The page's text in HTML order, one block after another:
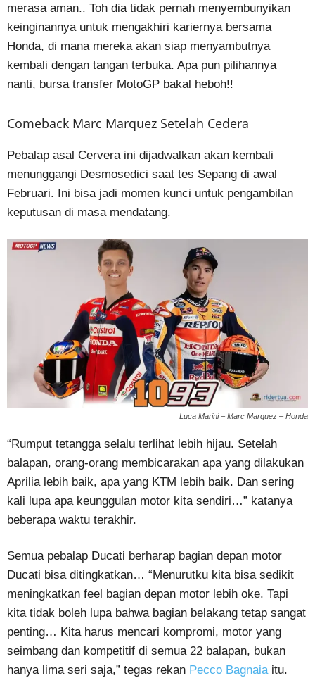
merasa aman.. Toh dia tidak pernah menyembunyikan
keinginannya untuk mengakhiri kariernya bersama
Honda, di mana mereka akan siap menyambutnya
kembali dengan tangan terbuka. Apa pun pilihannya
nanti, bursa transfer MotoGP bakal heboh!!
Comeback Marc Marquez Setelah Cedera
Pebalap asal Cervera ini dijadwalkan akan kembali
menunggangi Desmosedici saat tes Sepang di awal
Februari. Ini bisa jadi momen kunci untuk pengambilan
keputusan di masa mendatang.
Luca Marini – Marc Marquez – Honda
“Rumput tetangga selalu terlihat lebih hijau. Setelah
balapan, orang-orang membicarakan apa yang dilakukan
Aprilia lebih baik, apa yang KTM lebih baik. Dan sering
kali lupa apa keunggulan motor kita sendiri…” katanya
beberapa waktu terakhir.
Semua pebalap Ducati berharap bagian depan motor
Ducati bisa ditingkatkan… “Menurutku kita bisa sedikit
meningkatkan feel bagian depan motor lebih oke. Tapi
kita tidak boleh lupa bahwa bagian belakang tetap sangat
penting… Kita harus mencari kompromi, motor yang
seimbang dan kompetitif di semua 22 balapan, bukan
hanya lima seri saja,” tegas rekan Pecco Bagnaiaitu.